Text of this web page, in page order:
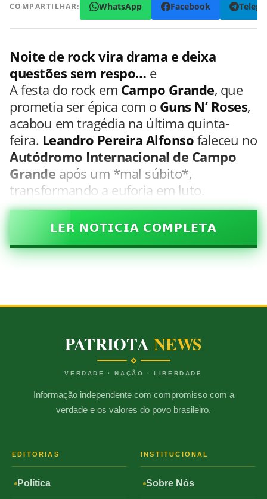
COMPARTILHAR: WhatsApp Facebook
Noite de rock vira drama e deixa
questões sem respo… e
A festa do rock em Campo Grande, que
prometia ser épica com o Guns N’ Roses,
acabou em tragédia na última quinta-
feira. Leandro Pereira Alfonso faleceu no
Autódromo Internacional de Campo
Grande após um *mal súbito*,
transformando a euforia em luto.
𝗟𝗘𝗥 𝗡𝗢𝗧𝗜𝗖𝗜𝗔 𝗖𝗢𝗠𝗣𝗟𝗘𝗧𝗔
PATRIOTANEWS
VERDADE · NAÇÃO · LIBERDADE
Informação independente com compromisso com a
verdade e os valores do povo brasileiro.
EDITORIAS
Política
INSTITUCIONAL
Sobre Nós